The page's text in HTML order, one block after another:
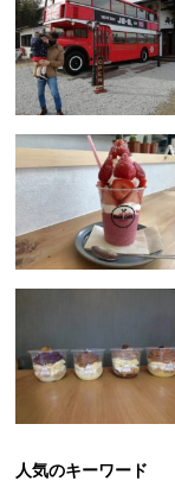
人気のキーワード